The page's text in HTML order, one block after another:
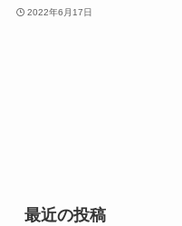
2022年6月17日
最近の投稿